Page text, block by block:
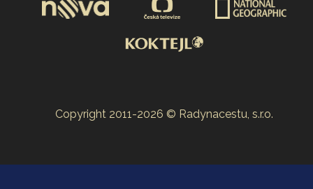
Copyright 2011-2026 © Radynacestu, s.r.o.